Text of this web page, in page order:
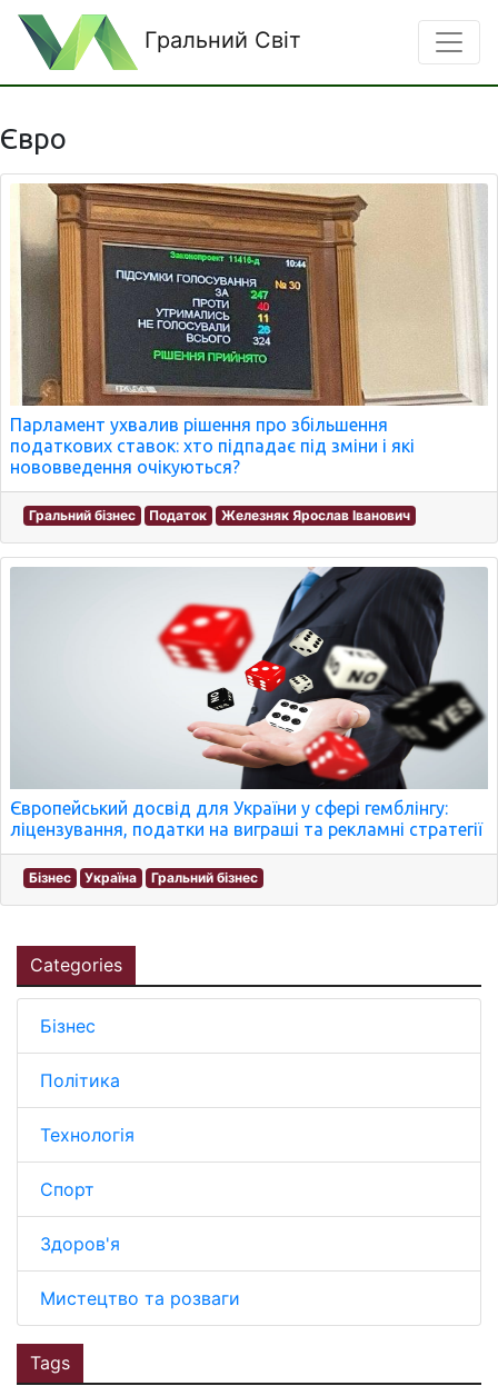
Гральний Світ
Євро
Парламент ухвалив рішення про збільшення
податкових ставок: хто підпадає під зміни і які
нововведення очікуються?
Гральний бізнес Податок Железняк Ярослав Іванович
Європейський досвід для України у сфері гемблінгу:
ліцензування, податки на виграші та рекламні стратегії
Бізнес Україна Гральний бізнес
Categories
Бізнес
Політика
Технологія
Спорт
Здоров'я
Мистецтво та розваги
Tags